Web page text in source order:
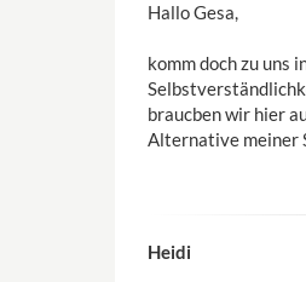
Hallo Gesa,
komm doch zu uns
braucben wir hier
Alternative meiner
Heidi